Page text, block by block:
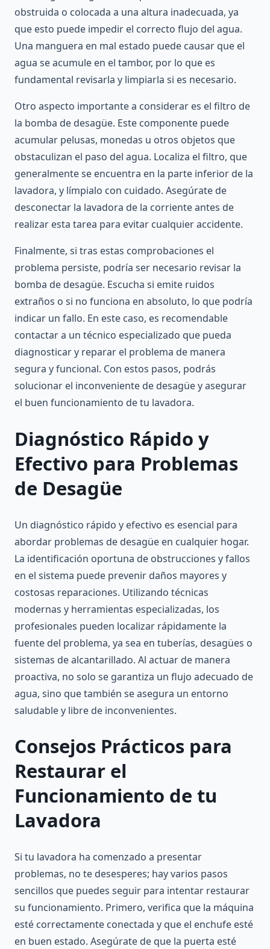
obstruida o colocada a una altura inadecuada, ya
que esto puede impedir el correcto flujo del agua.
Una manguera en mal estado puede causar que el
agua se acumule en el tambor, por lo que es
fundamental revisarla y limpiarla si es necesario.
Otro aspecto importante a considerar es el filtro de
la bomba de desagüe. Este componente puede
acumular pelusas, monedas u otros objetos que
obstaculizan el paso del agua. Localiza el filtro, que
generalmente se encuentra en la parte inferior de la
lavadora, y límpialo con cuidado. Asegúrate de
desconectar la lavadora de la corriente antes de
realizar esta tarea para evitar cualquier accidente.
Finalmente, si tras estas comprobaciones el
problema persiste, podría ser necesario revisar la
bomba de desagüe. Escucha si emite ruidos
extraños o si no funciona en absoluto, lo que podría
indicar un fallo. En este caso, es recomendable
contactar a un técnico especializado que pueda
diagnosticar y reparar el problema de manera
segura y funcional. Con estos pasos, podrás
solucionar el inconveniente de desagüe y asegurar
el buen funcionamiento de tu lavadora.
Diagnóstico Rápido y
Efectivo para Problemas
de Desagüe
Un diagnóstico rápido y efectivo es esencial para
abordar problemas de desagüe en cualquier hogar.
La identificación oportuna de obstrucciones y fallos
en el sistema puede prevenir daños mayores y
costosas reparaciones. Utilizando técnicas
modernas y herramientas especializadas, los
profesionales pueden localizar rápidamente la
fuente del problema, ya sea en tuberías, desagües o
sistemas de alcantarillado. Al actuar de manera
proactiva, no solo se garantiza un flujo adecuado de
agua, sino que también se asegura un entorno
saludable y libre de inconvenientes.
Consejos Prácticos para
Restaurar el
Funcionamiento de tu
Lavadora
Si tu lavadora ha comenzado a presentar
problemas, no te desesperes; hay varios pasos
sencillos que puedes seguir para intentar restaurar
su funcionamiento. Primero, verifica que la máquina
esté correctamente conectada y que el enchufe esté
en buen estado. Asegúrate de que la puerta esté